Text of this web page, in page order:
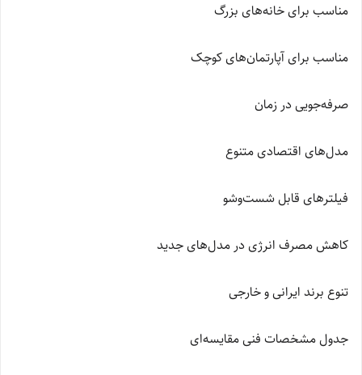
مناسب برای خانه‌های بزرگ
مناسب برای آپارتمان‌های کوچک
صرفه‌جویی در زمان
مدل‌های اقتصادی متنوع
فیلترهای قابل شست‌وشو
کاهش مصرف انرژی در مدل‌های جدید
تنوع برند ایرانی و خارجی
جدول مشخصات فنی مقایسه‌ای